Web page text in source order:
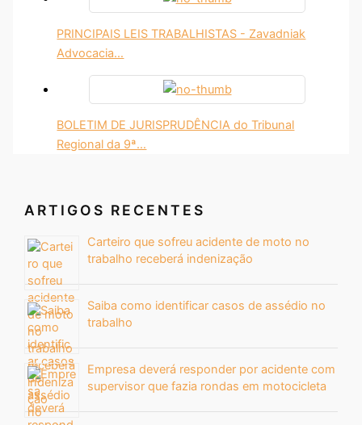
PRINCIPAIS LEIS TRABALHISTAS - Zavadniak
Advocacia…
BOLETIM DE JURISPRUDÊNCIA do Tribunal
Regional da 9ª…
ARTIGOS RECENTES
Carteiro que sofreu acidente de moto no
trabalho receberá indenização
Saiba como identificar casos de assédio no
trabalho
Empresa deverá responder por acidente com
supervisor que fazia rondas em motocicleta